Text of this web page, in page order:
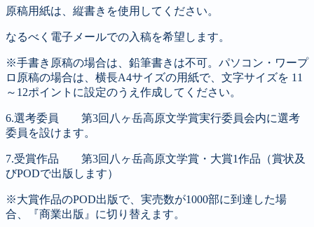
原稿用紙は、縦書きを使用してください。
なるべく電子メールでの入稿を希望します。
※手書き原稿の場合は、鉛筆書きは不可。パソコン・ワープ
ロ原稿の場合は、横長A4サイズの用紙で、文字サイズを 11
～12ポイントに設定のうえ作成してください。
6.選考委員 第3回八ヶ岳高原文学賞実行委員会内に選考
委員を設けます。
7.受賞作品 第3回八ヶ岳高原文学賞・大賞1作品（賞状及
びPODで出版します）
※大賞作品のPOD出版で、実売数が1000部に到達した場
合、『商業出版』に切り替えます。